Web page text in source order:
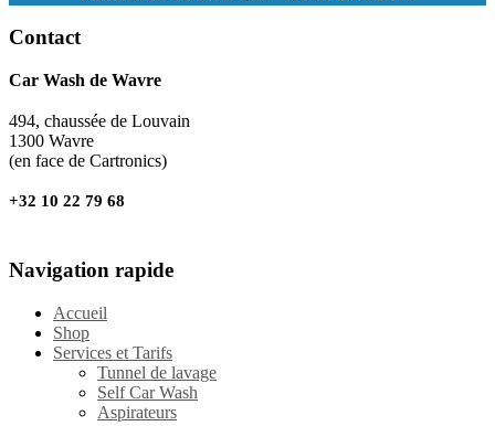
Contact
Car Wash de Wavre
494, chaussée de Louvain
1300 Wavre
(en face de Cartronics)
+32 10 22 79 68
Navigation rapide
Accueil
Shop
Services et Tarifs
Tunnel de lavage
Self Car Wash
Aspirateurs